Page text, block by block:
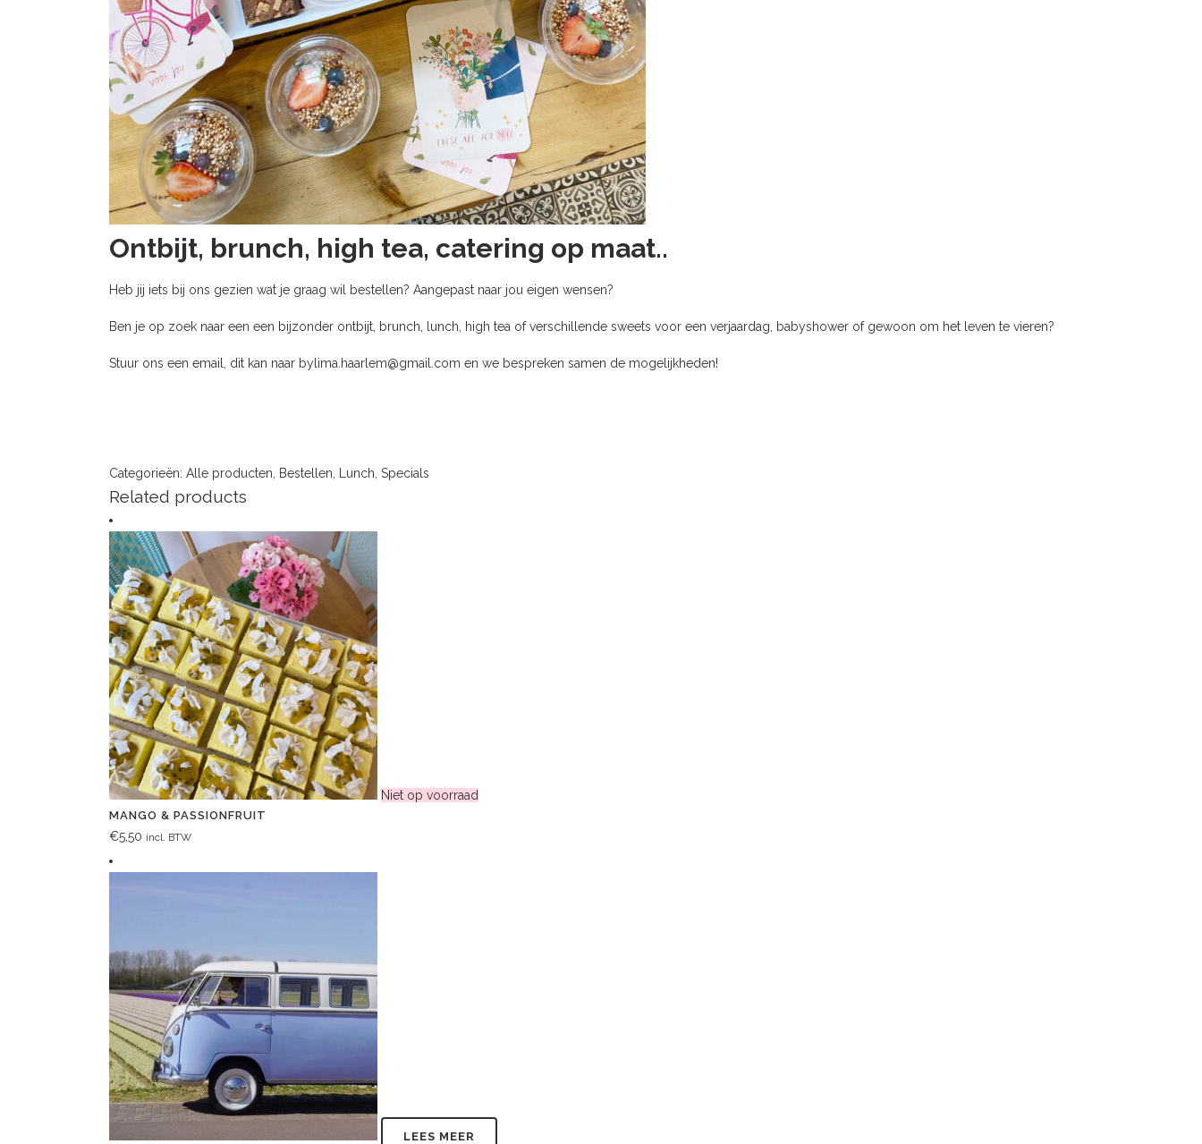
Ontbijt, brunch, high tea, catering op maat..
Heb jij iets bij ons gezien wat je graag wil bestellen? Aangepast naar jou eigen wensen?
Ben je op zoek naar een een bijzonder ontbijt, brunch, lunch, high tea of verschillende sweets voor een verjaardag, babyshower of gewoon om het leven te vieren?
Stuur ons een email, dit kan naar bylima.haarlem@gmail.com en we bespreken samen de mogelijkheden!
Categorieën: Alle producten Bestellen Lunch Specials
Related products
Niet op voorraad
MANGO & PASSIONFRUIT
€5,50 incl. BTW
LEES MEER